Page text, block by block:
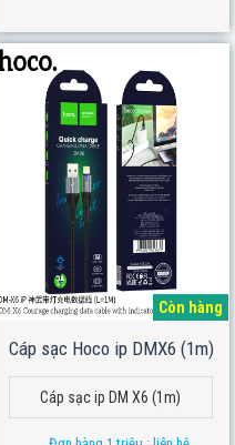
Còn hàng
Cáp sạc Hoco ip DMX6 (1m)
Cáp sạc ip DM X6 (1m)